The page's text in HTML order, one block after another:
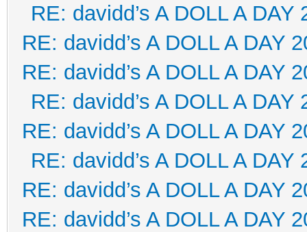
RE: davidd’s A DOLL A DAY
RE: davidd’s A DOLL A DAY
RE: davidd’s A DOLL A DAY
RE: davidd’s A DOLL A DAY
RE: davidd’s A DOLL A DAY
RE: davidd’s A DOLL A DAY
RE: davidd’s A DOLL A DAY
RE: davidd’s A DOLL A DAY